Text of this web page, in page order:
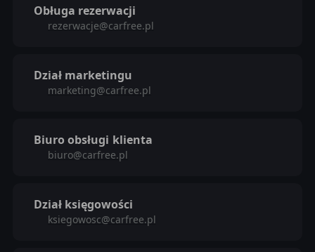
Obługa rezerwacji
rezerwacje@carfree.pl
Dział marketingu
marketing@carfree.pl
Biuro obsługi klienta
biuro@carfree.pl
Dział księgowości
ksiegowosc@carfree.pl